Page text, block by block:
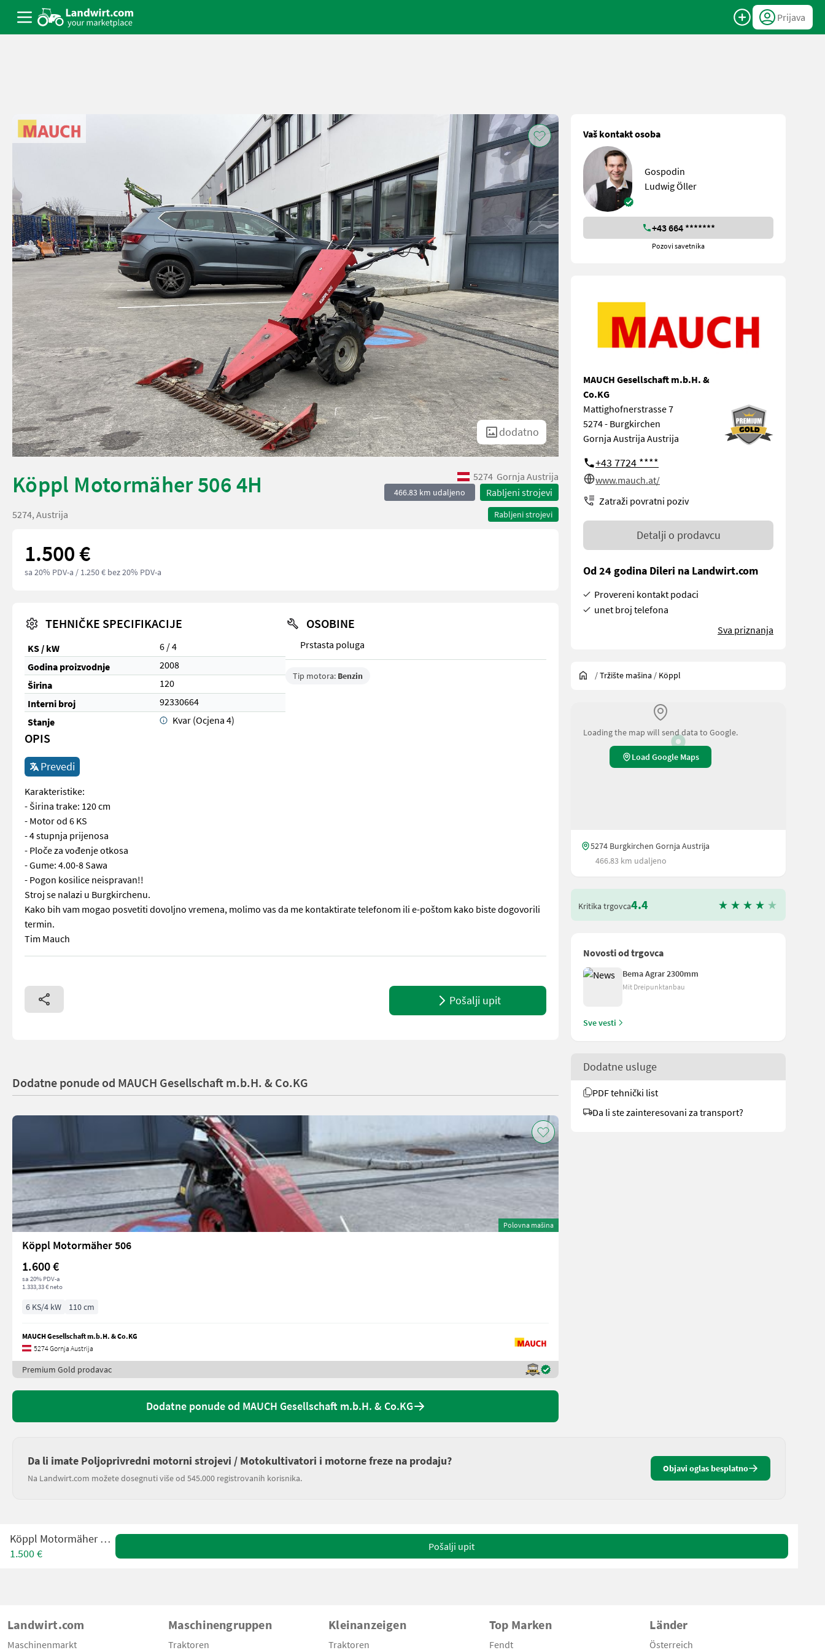
Prijava
dodatno
Köppl Motormäher 506 4H 5274 Gornja Austrija
466.83 km udaljeno Rabljeni strojevi
Rabljeni strojevi
5274, Austrija
1.500 €
sa 20% PDV-a / 1.250 € bez 20% PDV-a
TEHNIČKE SPECIFIKACIJE
KS / kW
6 / 4
Godina proizvodnje
2008
Širina
120
Interni broj
92330664
Stanje
Kvar (Ocjena 4)
OSOBINE
Prstasta poluga
Tip motora: Benzin
OPIS
Prevedi
Karakteristike:
- Širina trake: 120 cm
- Motor od 6 KS
- 4 stupnja prijenosa
- Ploče za vođenje otkosa
- Gume: 4.00-8 Sawa
- Pogon kosilice neispravan!!
Stroj se nalazi u Burgkirchenu.
Kako bih vam mogao posvetiti dovoljno vremena, molimo vas da me kontaktirate telefonom ili e-poštom kako biste dogovorili
termin.
Tim Mauch
Karakteristike: - Širina trake: 120 cm - Motor od 6 KS - 4 stupnja prijenosa - Ploče za vođenje otkosa - Gume: 4.00-8 Sawa - Pogon kosilice neispravan!! Stroj se nalazi u Burgkirchenu. Kako bih
Pošalji upit
Vaš kontakt osoba
Gospodin
Ludwig Öller
+43 664 *******
Pozovi savetnika
MAUCH Gesellschaft m.b.H. &
Co.KG
Mattighofnerstrasse 7
5274 - Burgkirchen
Gornja Austrija Austrija
+43 7724 ****
www.mauch.at/
Zatraži povratni poziv
Detalji o prodavcu
Od 24 godina Dileri na Landwirt.com
Provereni kontakt podaci
unet broj telefona
Sva priznanja
/Tržište mašina / Köppl
Loading the map will send data to Google.
Load Google Maps
5274 Burgkirchen Gornja Austrija
466.83 km udaljeno
Kritika trgovca4.4
Novosti od trgovca
Bema Agrar 2300mm
Mit Dreipunktanbau
Sve vesti
Dodatne usluge
PDF tehnički list
Da li ste zainteresovani za transport?
Dodatne ponude od MAUCH Gesellschaft m.b.H. & Co.KG
Polovna mašina
Köppl Motormäher 506
1.600 €
sa 20% PDV-a
1.333,33 € neto
6 KS/4 kW 110 cm
MAUCH Gesellschaft m.b.H. & Co.KG
5274 Gornja Austrija
Premium Gold prodavac
Dodatne ponude od MAUCH Gesellschaft m.b.H. & Co.KG
Da li imate Poljoprivredni motorni strojevi / Motokultivatori i motorne freze na prodaju?
Na Landwirt.com možete dosegnuti više od 545.000 registrovanih korisnika.
Objavi oglas besplatno
Köppl Motormäher 506 4H
1.500 €
Pošalji upit
Landwirt.com
Maschinenmarkt
Maschinengruppen
Traktoren
Kleinanzeigen
Traktoren
Top Marken
Fendt
Länder
Österreich